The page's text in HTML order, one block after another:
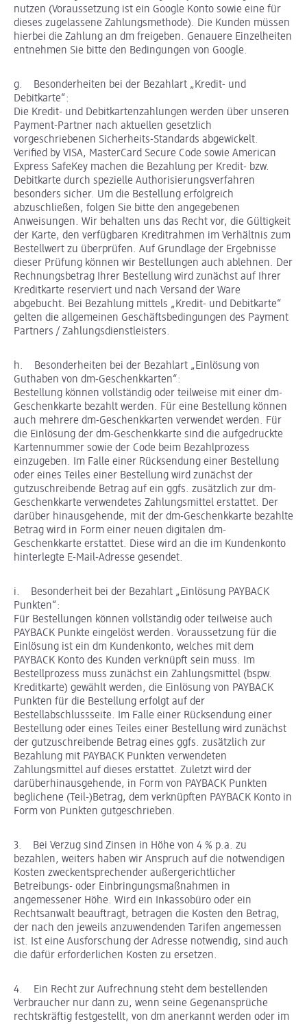
nutzen (Voraussetzung ist ein Google Konto sowie eine für
dieses zugelassene Zahlungsmethode). Die Kunden müssen
hierbei die Zahlung an dm freigeben. Genauere Einzelheiten
entnehmen Sie bitte den Bedingungen von Google.
g. Besonderheiten bei der Bezahlart „Kredit- und
Debitkarte“:
Die Kredit- und Debitkartenzahlungen werden über unseren
Payment-Partner nach aktuellen gesetzlich
vorgeschriebenen Sicherheits-Standards abgewickelt.
Verified by VISA, MasterCard Secure Code sowie American
Express SafeKey machen die Bezahlung per Kredit- bzw.
Debitkarte durch spezielle Authorisierungsverfahren
besonders sicher. Um die Bestellung erfolgreich
abzuschließen, folgen Sie bitte den angegebenen
Anweisungen. Wir behalten uns das Recht vor, die Gültigkeit
der Karte, den verfügbaren Kreditrahmen im Verhältnis zum
Bestellwert zu überprüfen. Auf Grundlage der Ergebnisse
dieser Prüfung können wir Bestellungen auch ablehnen. Der
Rechnungsbetrag Ihrer Bestellung wird zunächst auf Ihrer
Kreditkarte reserviert und nach Versand der Ware
abgebucht. Bei Bezahlung mittels „Kredit- und Debitkarte“
gelten die allgemeinen Geschäftsbedingungen des Payment
Partners / Zahlungsdienstleisters.
h. Besonderheiten bei der Bezahlart „Einlösung von
Guthaben von dm-Geschenkkarten“:
Bestellung können vollständig oder teilweise mit einer dm-
Geschenkkarte bezahlt werden. Für eine Bestellung können
auch mehrere dm-Geschenkkarten verwendet werden. Für
die Einlösung der dm-Geschenkkarte sind die aufgedruckte
Kartennummer sowie der Code beim Bezahlprozess
einzugeben. Im Falle einer Rücksendung einer Bestellung
oder eines Teiles einer Bestellung wird zunächst der
gutzuschreibende Betrag auf ein ggfs. zusätzlich zur dm-
Geschenkkarte verwendetes Zahlungsmittel erstattet. Der
darüber hinausgehende, mit der dm-Geschenkkarte bezahlte
Betrag wird in Form einer neuen digitalen dm-
Geschenkkarte erstattet. Diese wird an die im Kundenkonto
hinterlegte E-Mail-Adresse gesendet.
i. Besonderheit bei der Bezahlart „Einlösung PAYBACK
Punkten“:
Für Bestellungen können vollständig oder teilweise auch
PAYBACK Punkte eingelöst werden. Voraussetzung für die
Einlösung ist ein dm Kundenkonto, welches mit dem
PAYBACK Konto des Kunden verknüpft sein muss. Im
Bestellprozess muss zunächst ein Zahlungsmittel (bspw.
Kreditkarte) gewählt werden, die Einlösung von PAYBACK
Punkten für die Bestellung erfolgt auf der
Bestellabschlussseite. Im Falle einer Rücksendung einer
Bestellung oder eines Teiles einer Bestellung wird zunächst
der gutzuschreibende Betrag eines ggfs. zusätzlich zur
Bezahlung mit PAYBACK Punkten verwendeten
Zahlungsmittel auf dieses erstattet. Zuletzt wird der
darüberhinausgehende, in Form von PAYBACK Punkten
beglichene (Teil-)Betrag, dem verknüpften PAYBACK Konto in
Form von Punkten gutgeschrieben.
3. Bei Verzug sind Zinsen in Höhe von 4 % p.a. zu
bezahlen, weiters haben wir Anspruch auf die notwendigen
Kosten zweckentsprechender außergerichtlicher
Betreibungs- oder Einbringungsmaßnahmen in
angemessener Höhe. Wird ein Inkassobüro oder ein
Rechtsanwalt beauftragt, betragen die Kosten den Betrag,
der nach den jeweils anzuwendenden Tarifen angemessen
ist. Ist eine Ausforschung der Adresse notwendig, sind auch
die dafür erforderlichen Kosten zu ersetzen.
4. Ein Recht zur Aufrechnung steht dem bestellenden
Verbraucher nur dann zu, wenn seine Gegenansprüche
rechtskräftig festgestellt, von dm anerkannt werden oder im